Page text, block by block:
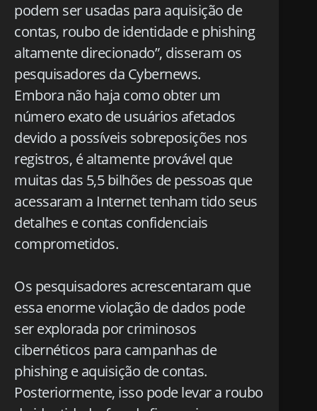
podem ser usadas para aquisição de
contas, roubo de identidade e phishing
altamente direcionado”, disseram os
pesquisadores da Cybernews.
Embora não haja como obter um
número exato de usuários afetados
devido a possíveis sobreposições nos
registros, é altamente provável que
muitas das 5,5 bilhões de pessoas que
acessaram a Internet tenham tido seus
detalhes e contas confidenciais
comprometidos.
Os pesquisadores acrescentaram que
essa enorme violação de dados pode
ser explorada por criminosos
cibernéticos para campanhas de
phishing e aquisição de contas.
Posteriormente, isso pode levar a roubo